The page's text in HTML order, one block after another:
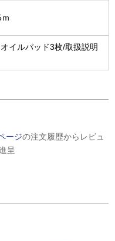
イルパッド3枚/取扱説明
ージの注文履歴からレビュ
呈